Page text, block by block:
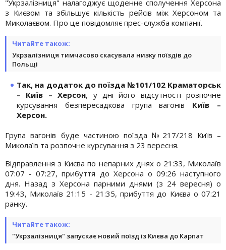
"Укрзалізниця" налагоджує щоденне сполучення Херсона
з Києвом та збільшує кількість рейсів між Херсоном та
Миколаєвом. Про це повідомляє прес-служба компанії.
Читайте також:
Укрзалізниця тимчасово скасувала низку поїздів до
Польщі
Так, на додаток до поїзда №101/102 Краматорськ
– Київ – Херсон, у дні його відсутності розпочне
курсування безпересадкова група вагонів Київ –
Херсон.
Група вагонів буде частиною поїзда №217/218 Київ –
Миколаїв та розпочне курсування з 23 вересня.
Відправлення з Києва по непарних днях о 21:33, Миколаїв
07:07 - 07:27, прибуття до Херсона о 09:26 наступного
дня. Назад з Херсона парними днями (з 24 вересня) о
19:43, Миколаїв 21:15 - 21:35, прибуття до Києва о 07:21
ранку.
Читайте також:
"Укрзалізниця" запускає новий поїзд із Києва до Карпат